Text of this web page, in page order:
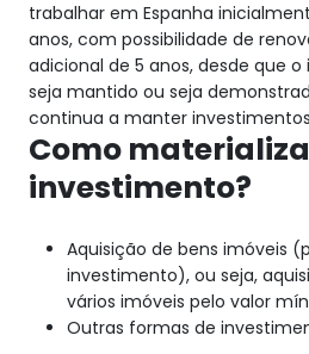
trabalhar em Espanha
anos, com possibilidade de
adicional de 5 anos, desde que
seja mantido ou seja
continua a manter
Como
investimento?
Aquisição de bens imóveis
investimento), ou seja,
vários imóveis pelo valor
Outras formas de